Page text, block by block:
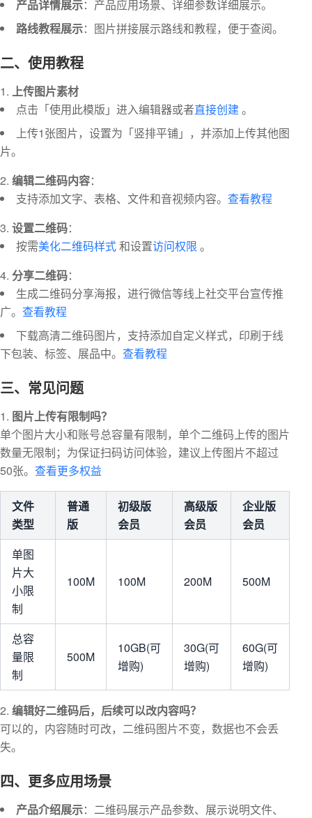
产品详情展示：产品应用场景、详细参数详细展示。
路线教程展示：图片拼接展示路线和教程，便于查阅。
二、使用教程
上传图片素材
点击「使用此模版」进入编辑器或者直接创建。
上传1张图片，设置为「竖排平铺」，并添加上传其他图
片。
编辑二维码内容：
支持添加文字、表格、文件和音视频内容。 查看教程
设置二维码：
按需美化二维码样式和设置访问权限 。
分享二维码：
生成二维码分享海报，进行微信等线上社交平台宣传推
广。 查看教程
下载高清二维码图片，支持添加自定义样式，印刷于线
下包装、标签、展品中。 查看教程
三、常见问题
图片上传有限制吗？
单个图片大小和账号总容量有限制，单个二维码上传的图片
数量无限制；为保证扫码访问体验，建议上传图片不超过
50张。 查看更多权益
文件
类型
普通
版
初级版
会员
高级版
会员
企业版
会员
单图
片大
小限
制
100M 100M 200M 500M
总容
量限
制
500M
10GB(可
增购)
30G(可
增购)
60G(可
增购)
编辑好二维码后，后续可以改内容吗？
可以的，内容随时可改，二维码图片不变，数据也不会丢
失。
四、更多应用场景
产品介绍展示：二维码展示产品参数、展示说明文件、